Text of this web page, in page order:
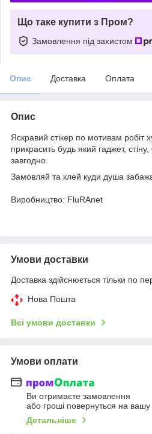
Що таке купити з Пром?
Замовлення під захистом
Опис Доставка Оплата
Опис
Яскравий стікер по мотивам робіт
прикрасить будь який гаджет,
завгодно.
Замовляй та клей куди душа
Виробництво: FluRAnet
Умови доставки
Доставка здійснюється тільки по
Нова Пошта
Всі умови доставки
Умови оплати
Ви отримаєте замовлення
або гроші повернуться на вашу
Детальніше